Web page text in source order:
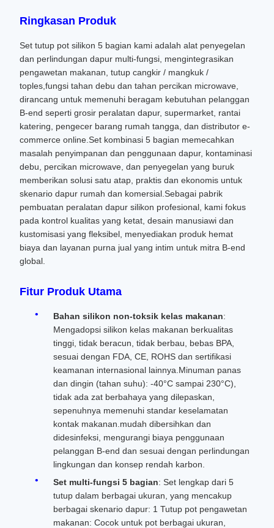
Ringkasan Produk
Set tutup pot silikon 5 bagian kami adalah alat penyegelan
dan perlindungan dapur multi-fungsi, mengintegrasikan
pengawetan makanan, tutup cangkir / mangkuk /
toples,fungsi tahan debu dan tahan percikan microwave,
dirancang untuk memenuhi beragam kebutuhan pelanggan
B-end seperti grosir peralatan dapur, supermarket, rantai
katering, pengecer barang rumah tangga, dan distributor e-
commerce online.Set kombinasi 5 bagian memecahkan
masalah penyimpanan dan penggunaan dapur, kontaminasi
debu, percikan microwave, dan penyegelan yang buruk
memberikan solusi satu atap, praktis dan ekonomis untuk
skenario dapur rumah dan komersial.Sebagai pabrik
pembuatan peralatan dapur silikon profesional, kami fokus
pada kontrol kualitas yang ketat, desain manusiawi dan
kustomisasi yang fleksibel, menyediakan produk hemat
biaya dan layanan purna jual yang intim untuk mitra B-end
global.
Fitur Produk Utama
Bahan silikon non-toksik kelas makanan:
Mengadopsi silikon kelas makanan berkualitas
tinggi, tidak beracun, tidak berbau, bebas BPA,
sesuai dengan FDA, CE, ROHS dan sertifikasi
keamanan internasional lainnya.Minuman panas
dan dingin (tahan suhu): -40°C sampai 230°C),
tidak ada zat berbahaya yang dilepaskan,
sepenuhnya memenuhi standar keselamatan
kontak makanan.mudah dibersihkan dan
didesinfeksi, mengurangi biaya penggunaan
pelanggan B-end dan sesuai dengan perlindungan
lingkungan dan konsep rendah karbon.
Set multi-fungsi 5 bagian: Set lengkap dari 5
tutup dalam berbagai ukuran, yang mencakup
berbagai skenario dapur: 1 Tutup pot pengawetan
makanan: Cocok untuk pot berbagai ukuran,